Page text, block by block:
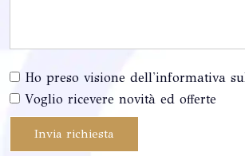
Ho preso visione dell'informativa
Voglio ricevere novità ed offerte
Invia richiesta